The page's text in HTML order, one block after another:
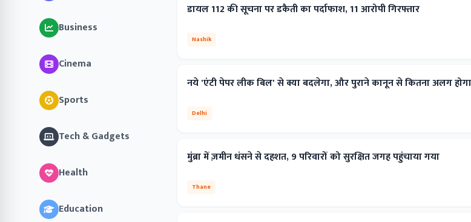
Business
Cinema
Sports
Tech & Gadgets
Health
Education
डायल 112 की सूचना पर डकैती का पर्दाफाश, 11 आरोपी गिरफ्तार
Nashik
नये 'एंटी पेपर लीक बिल' से क्या बदलेगा, और पुराने कानून से कितना अलग
Delhi
मुंब्रा में ज़मीन धंसने से दहशत, 9 परिवारों को सुरक्षित जगह पहुंचाया गया
Thane